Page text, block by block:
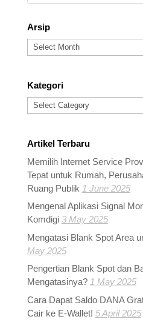
Arsip
Arsip
Kategori
Kategori
Artikel Terbaru
Memilih Internet Service
Tepat untuk Rumah,
Ruang Publik 1 June 2025
Mengenal Aplikasi Signal
Komdigi 3 May 2025
Mengatasi Blank Spot Area
May 2025
Pengertian Blank Spot dan
Mengatasinya? 1 May 2025
Cara Dapat Saldo DANA
Cair ke E-Wallet! 5 April 2025